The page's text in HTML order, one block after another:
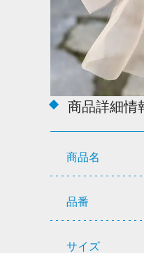
商品詳細情
商品名
品番
サイズ